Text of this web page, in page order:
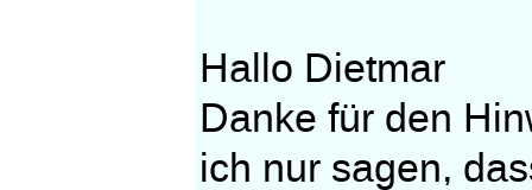
Hallo Dietmar
Danke für den
ich nur sagen,